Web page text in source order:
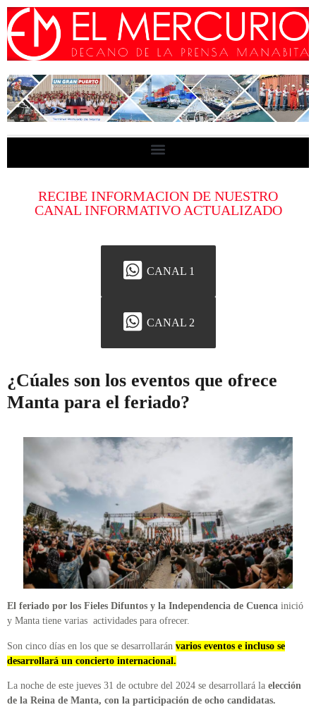
RECIBE INFORMACION DE NUESTRO
CANAL INFORMATIVO ACTUALIZADO
CANAL 1
CANAL 2
¿Cúales son los eventos que ofrece
Manta para el feriado?
El feriado por los Fieles Difuntos y la Independencia de Cuenca inició
y Manta tiene varias actividades para ofrecer.
Son cinco días en los que se desarrollarán varios eventos e incluso se
desarrollará un concierto internacional.
La noche de este jueves 31 de octubre del 2024 se desarrollará la elección
de la Reina de Manta, con la participación de ocho candidatas.